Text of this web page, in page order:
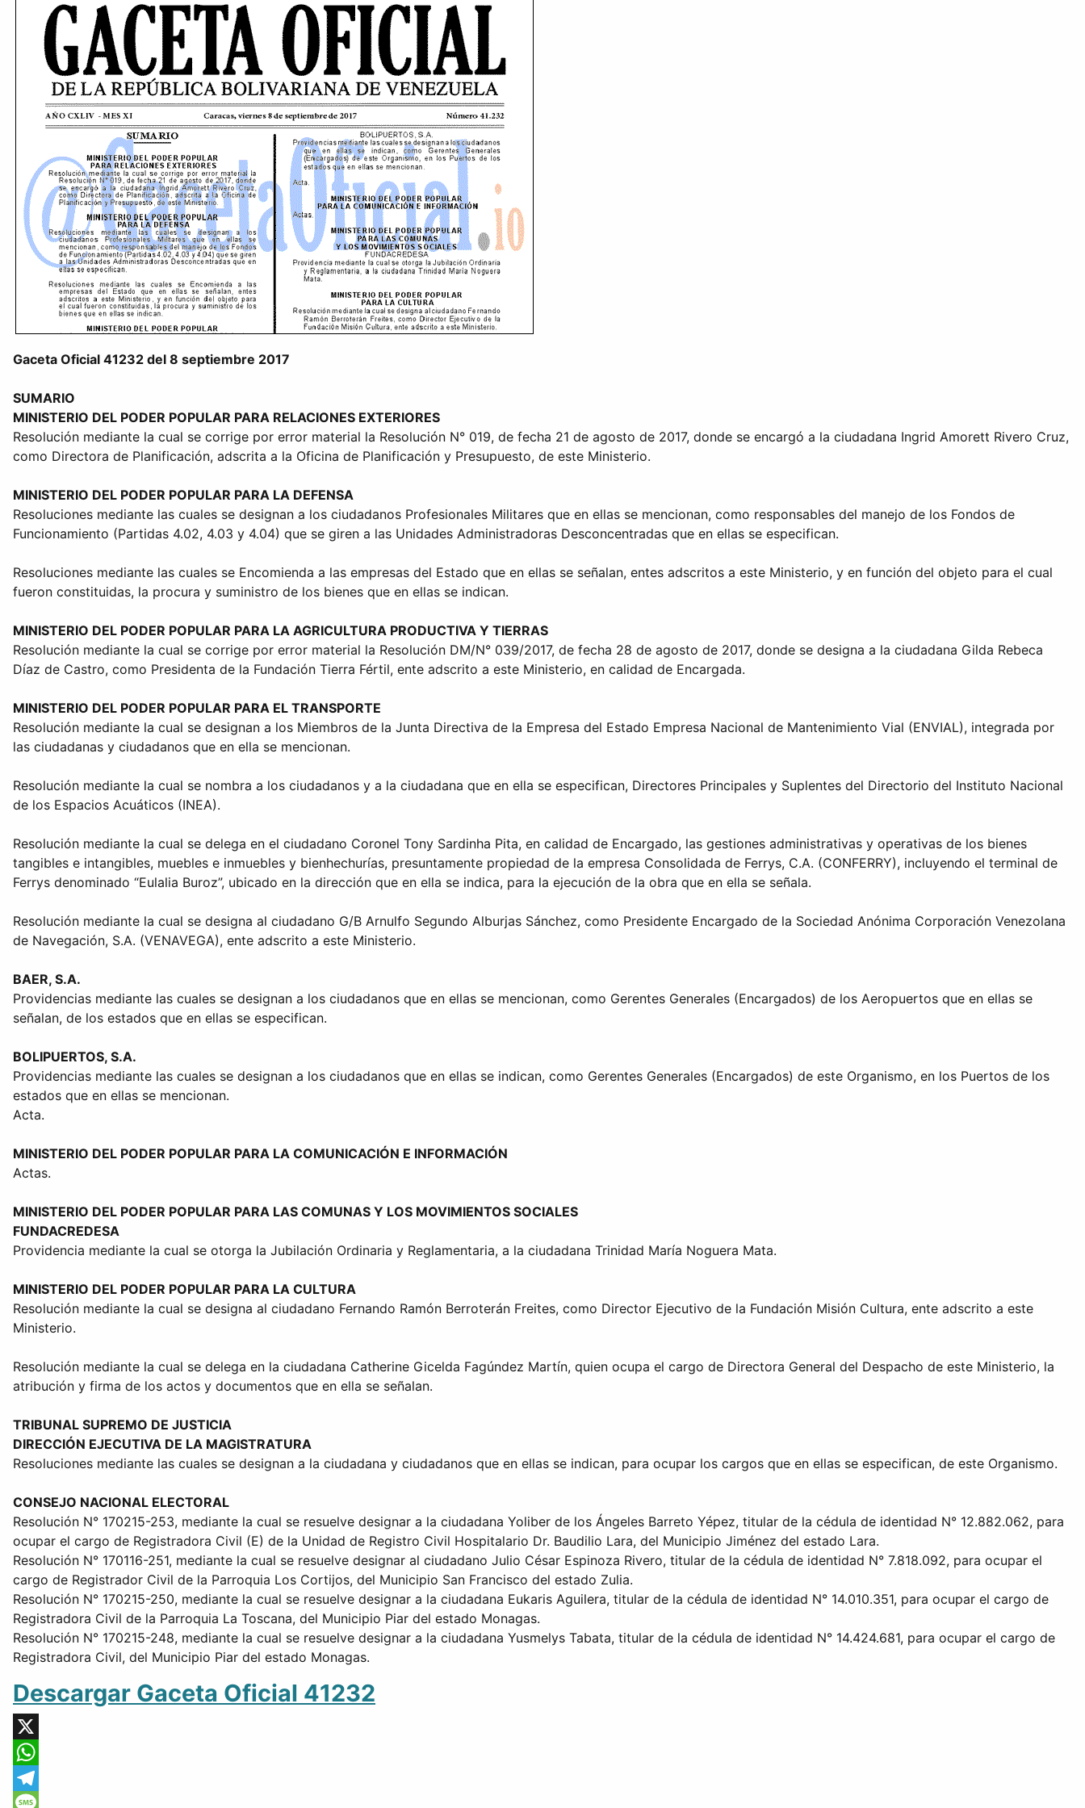
Gaceta Oficial 41232 del 8 septiembre 2017
SUMARIO
MINISTERIO DEL PODER POPULAR PARA RELACIONES EXTERIORES
Resolución mediante la cual se corrige por error material la Resolución N° 019, de fecha 21 de agosto de 2017, donde se encargó a la ciudadana Ingrid Amorett Rivero Cruz,
como Directora de Planificación, adscrita a la Oficina de Planificación y Presupuesto, de este Ministerio.
MINISTERIO DEL PODER POPULAR PARA LA DEFENSA
Resoluciones mediante las cuales se designan a los ciudadanos Profesionales Militares que en ellas se mencionan, como responsables del manejo de los Fondos de
Funcionamiento (Partidas 4.02, 4.03 y 4.04) que se giren a las Unidades Administradoras Desconcentradas que en ellas se especifican.
Resoluciones mediante las cuales se Encomienda a las empresas del Estado que en ellas se señalan, entes adscritos a este Ministerio, y en función del objeto para el cual
fueron constituidas, la procura y suministro de los bienes que en ellas se indican.
MINISTERIO DEL PODER POPULAR PARA LA AGRICULTURA PRODUCTIVA Y TIERRAS
Resolución mediante la cual se corrige por error material la Resolución DM/N° 039/2017, de fecha 28 de agosto de 2017, donde se designa a la ciudadana Gilda Rebeca
Díaz de Castro, como Presidenta de la Fundación Tierra Fértil, ente adscrito a este Ministerio, en calidad de Encargada.
MINISTERIO DEL PODER POPULAR PARA EL TRANSPORTE
Resolución mediante la cual se designan a los Miembros de la Junta Directiva de la Empresa del Estado Empresa Nacional de Mantenimiento Vial (ENVIAL), integrada por
las ciudadanas y ciudadanos que en ella se mencionan.
Resolución mediante la cual se nombra a los ciudadanos y a la ciudadana que en ella se especifican, Directores Principales y Suplentes del Directorio del Instituto Nacional
de los Espacios Acuáticos (INEA).
Resolución mediante la cual se delega en el ciudadano Coronel Tony Sardinha Pita, en calidad de Encargado, las gestiones administrativas y operativas de los bienes
tangibles e intangibles, muebles e inmuebles y bienhechurías, presuntamente propiedad de la empresa Consolidada de Ferrys, C.A. (CONFERRY), incluyendo el terminal de
Ferrys denominado “Eulalia Buroz”, ubicado en la dirección que en ella se indica, para la ejecución de la obra que en ella se señala.
Resolución mediante la cual se designa al ciudadano G/B Arnulfo Segundo Alburjas Sánchez, como Presidente Encargado de la Sociedad Anónima Corporación Venezolana
de Navegación, S.A. (VENAVEGA), ente adscrito a este Ministerio.
BAER, S.A.
Providencias mediante las cuales se designan a los ciudadanos que en ellas se mencionan, como Gerentes Generales (Encargados) de los Aeropuertos que en ellas se
señalan, de los estados que en ellas se especifican.
BOLIPUERTOS, S.A.
Providencias mediante las cuales se designan a los ciudadanos que en ellas se indican, como Gerentes Generales (Encargados) de este Organismo, en los Puertos de los
estados que en ellas se mencionan.
Acta.
MINISTERIO DEL PODER POPULAR PARA LA COMUNICACIÓN E INFORMACIÓN
Actas.
MINISTERIO DEL PODER POPULAR PARA LAS COMUNAS Y LOS MOVIMIENTOS SOCIALES
FUNDACREDESA
Providencia mediante la cual se otorga la Jubilación Ordinaria y Reglamentaria, a la ciudadana Trinidad María Noguera Mata.
MINISTERIO DEL PODER POPULAR PARA LA CULTURA
Resolución mediante la cual se designa al ciudadano Fernando Ramón Berroterán Freites, como Director Ejecutivo de la Fundación Misión Cultura, ente adscrito a este
Ministerio.
Resolución mediante la cual se delega en la ciudadana Catherine Gicelda Fagúndez Martín, quien ocupa el cargo de Directora General del Despacho de este Ministerio, la
atribución y firma de los actos y documentos que en ella se señalan.
TRIBUNAL SUPREMO DE JUSTICIA
DIRECCIÓN EJECUTIVA DE LA MAGISTRATURA
Resoluciones mediante las cuales se designan a la ciudadana y ciudadanos que en ellas se indican, para ocupar los cargos que en ellas se especifican, de este Organismo.
CONSEJO NACIONAL ELECTORAL
Resolución N° 170215-253, mediante la cual se resuelve designar a la ciudadana Yoliber de los Ángeles Barreto Yépez, titular de la cédula de identidad N° 12.882.062, para
ocupar el cargo de Registradora Civil (E) de la Unidad de Registro Civil Hospitalario Dr. Baudilio Lara, del Municipio Jiménez del estado Lara.
Resolución N° 170116-251, mediante la cual se resuelve designar al ciudadano Julio César Espinoza Rivero, titular de la cédula de identidad N° 7.818.092, para ocupar el
cargo de Registrador Civil de la Parroquia Los Cortijos, del Municipio San Francisco del estado Zulia.
Resolución N° 170215-250, mediante la cual se resuelve designar a la ciudadana Eukaris Aguilera, titular de la cédula de identidad N° 14.010.351, para ocupar el cargo de
Registradora Civil de la Parroquia La Toscana, del Municipio Piar del estado Monagas.
Resolución N° 170215-248, mediante la cual se resuelve designar a la ciudadana Yusmelys Tabata, titular de la cédula de identidad N° 14.424.681, para ocupar el cargo de
Registradora Civil, del Municipio Piar del estado Monagas.
Descargar Gaceta Oficial 41232
X
WhatsApp
Telegram